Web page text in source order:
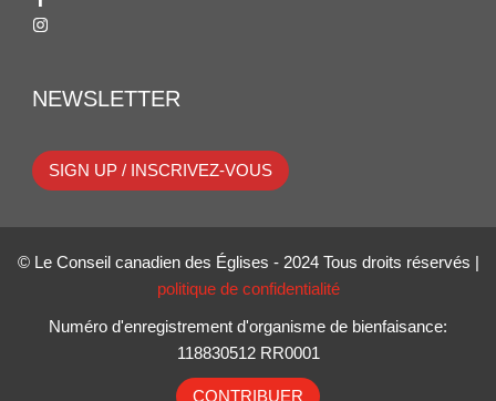
NEWSLETTER
SIGN UP / INSCRIVEZ-VOUS
© Le Conseil canadien des Églises - 2024 Tous droits réservés |
politique de confidentialité
Numéro d'enregistrement d'organisme de bienfaisance:
118830512 RR0001
CONTRIBUER